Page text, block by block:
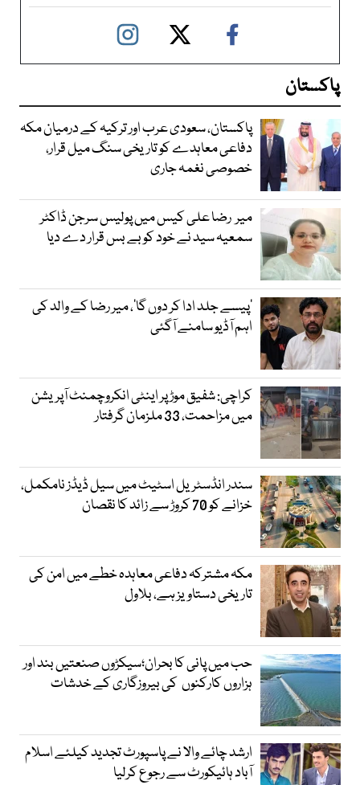
پاکستان
پاکستان، سعودی عرب اور ترکیہ کے درمیان مکہ
دفاعی معاہدے کو تاریخی سنگ میل قرار،
خصوصی نغمہ جاری
میر رضا علی کیس میں پولیس سرجن ڈاکٹر
سمعیہ سید نے خود کو بے بس قرار دے دیا
’پیسے جلد ادا کر دوں گا‘، میر رضا کے والد کی
اہم آڈیو سامنے آگئی
کراچی: شفیق موڑ پر اینٹی انکروچمنٹ آپریشن
میں مزاحمت، 33 ملزمان گرفتار
سندر انڈسٹریل اسٹیٹ میں سیل ڈیڈز نامکمل،
خزانے کو 70 کروڑ سے زائد کا نقصان
مکہ مشترکہ دفاعی معاہدہ خطے میں امن کی
تاریخی دستاویز ہے، بلاول
حب میں پانی کا بحران؛سیکڑوں صنعتیں بند اور
ہزاروں کارکنوں کی بیروزگاری کے خدشات
ارشد چائے والا نے پاسپورٹ تجدید کیلئے اسلام
آباد ہائیکورٹ سے رجوع کرلیا